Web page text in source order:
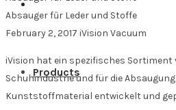
Products
Absauger fűr Leder und Stoffe
February 2, 2017 iVision Vacuum
iVision hat ein spezifisches Sortiment
Schuhindustrie und für die Absaugung
Kunststoffmaterial entwickelt und